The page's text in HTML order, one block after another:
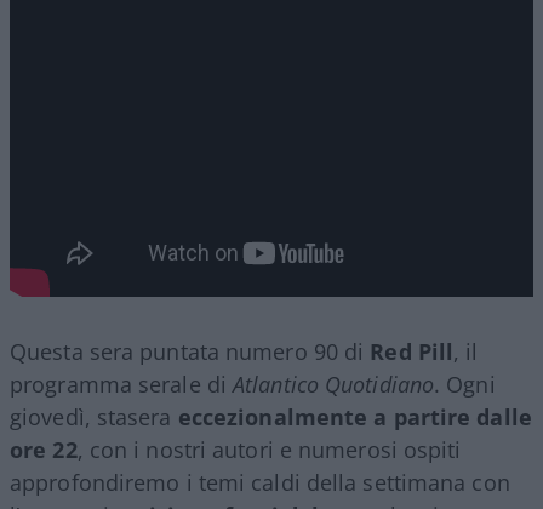
Questa sera puntata numero 90 di Red Pill, il
programma serale diAtlantico Quotidiano. Ogni
giovedì, stasera eccezionalmente a partire dalle
ore 22, con i nostri autori e numerosi ospiti
approfondiremo i temi caldi della settimana con